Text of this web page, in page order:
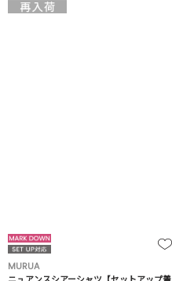
MURUA